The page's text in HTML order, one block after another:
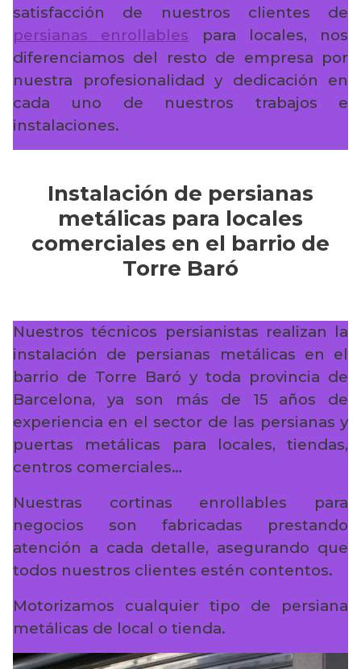
satisfacción de nuestros clientes de
persianas enrollables para locales, nos
diferenciamos del resto de empresa por
nuestra profesionalidad y dedicación en
cada uno de nuestros trabajos e
instalaciones.
Instalación de persianas
metálicas para locales
comerciales en el barrio de
Torre Baró
Nuestros técnicos persianistas realizan la
instalación de persianas metálicas en el
barrio de Torre Baró y toda provincia de
Barcelona, ya son más de 15 años de
experiencia en el sector de las persianas y
puertas metálicas para locales, tiendas,
centros comerciales…
Nuestras cortinas enrollables para
negocios son fabricadas prestando
atención a cada detalle, asegurando que
todos nuestros clientes estén contentos.
Motorizamos cualquier tipo de persiana
metálicas de local o tienda.